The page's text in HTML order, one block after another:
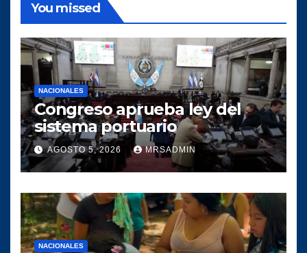
You missed
NACIONALES
Congreso aprueba ley del
sistema portuario
AGOSTO 5, 2026 MRSADMIN
NACIONALES